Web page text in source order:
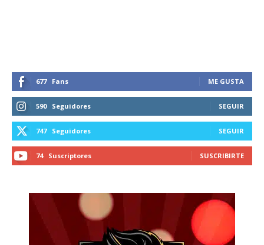
tobacco harm reduction in your email.
677 Fans ME GUSTA
590 Seguidores SEGUIR
747 Seguidores SEGUIR
74 Suscriptores SUSCRIBIRTE